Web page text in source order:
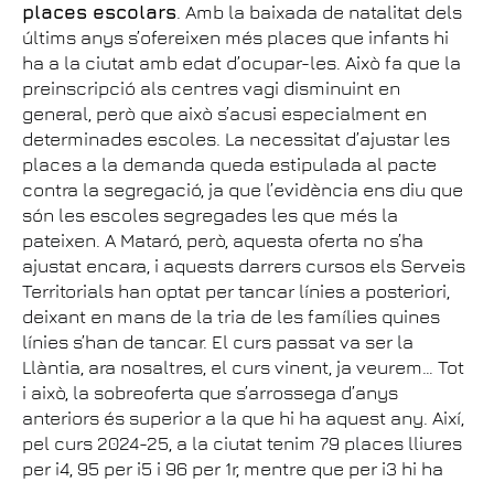
places escolars. Amb la baixada de natalitat dels
últims anys s’ofereixen més places que infants hi
ha a la ciutat amb edat d’ocupar-les. Això fa que la
preinscripció als centres vagi disminuint en
general, però que això s’acusi especialment en
determinades escoles. La necessitat d’ajustar les
places a la demanda queda estipulada al pacte
contra la segregació, ja que l’evidència ens diu que
són les escoles segregades les que més la
pateixen. A Mataró, però, aquesta oferta no s’ha
ajustat encara, i aquests darrers cursos els Serveis
Territorials han optat per tancar línies a posteriori,
deixant en mans de la tria de les famílies quines
línies s’han de tancar. El curs passat va ser la
Llàntia, ara nosaltres, el curs vinent, ja veurem… Tot
i això, la sobreoferta que s’arrossega d’anys
anteriors és superior a la que hi ha aquest any. Així,
pel curs 2024-25, a la ciutat tenim 79 places lliures
per i4, 95 per i5 i 96 per 1r, mentre que per i3 hi ha